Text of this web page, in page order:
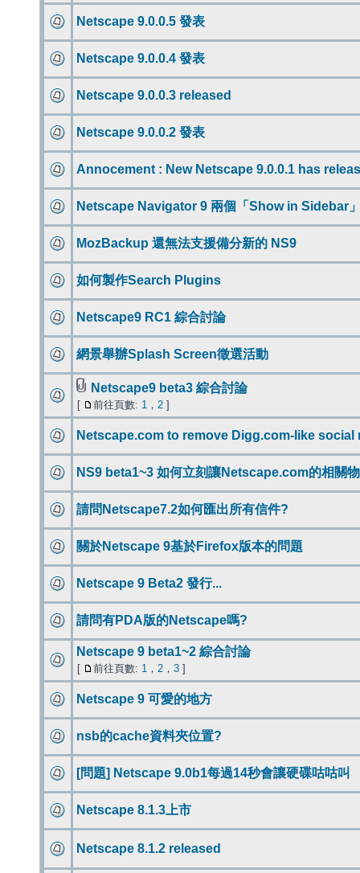
Netscape 9.0.0.5 發表
Netscape 9.0.0.4 發表
Netscape 9.0.0.3 released
Netscape 9.0.0.2 發表
Annocement : New Netscape 9.0.0.1 has
Netscape Navigator 9 兩個「Show in Sidebar
MozBackup 還無法支援備分新的 NS9
如何製作Search Plugins
Netscape9 RC1 綜合討論
網景舉辦Splash Screen徵選活動
Netscape9 beta3 綜合討論
[ 前往頁數: 1 ， 2 ]
Netscape.com to remove Digg.com-like social
NS9 beta1~3 如何立刻讓Netscape.com的相關
請問Netscape7.2如何匯出所有信件?
關於Netscape 9基於Firefox版本的問題
Netscape 9 Beta2 發行...
請問有PDA版的Netscape嗎?
Netscape 9 beta1~2 綜合討論
[ 前往頁數: 1 ， 2 ， 3 ]
Netscape 9 可愛的地方
nsb的cache資料夾位置?
[問題] Netscape 9.0b1每過14秒會讓硬碟咕咕叫
Netscape 8.1.3上市
Netscape 8.1.2 released